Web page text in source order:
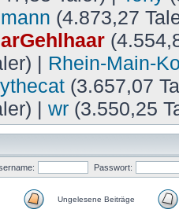
(4.873,27
| Rhein-Main-
(3.657,07
| wr (3.550,25
Passwort:
Ungelesene Beiträge